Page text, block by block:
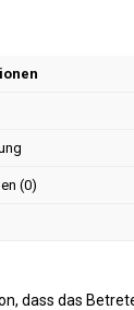
(0)
dass das